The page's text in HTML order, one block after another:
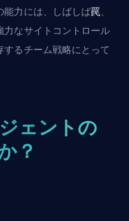
力には、しばしば罠、
力なサイトコントロール
るチーム戦略にとって
ェントの
？